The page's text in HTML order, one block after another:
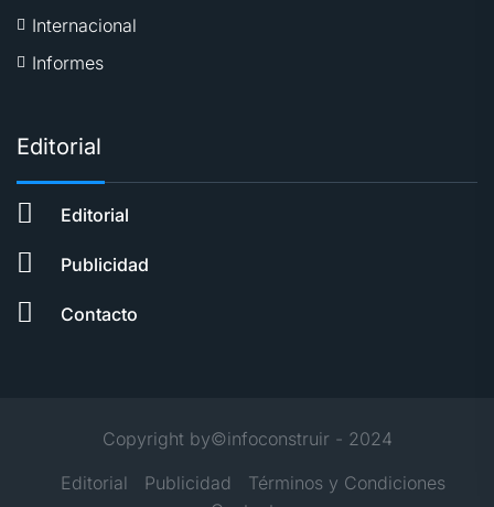
Internacional
Informes
Editorial
Editorial
Publicidad
Contacto
Copyright by©infoconstruir - 2024
Editorial
Publicidad
Términos y Condiciones